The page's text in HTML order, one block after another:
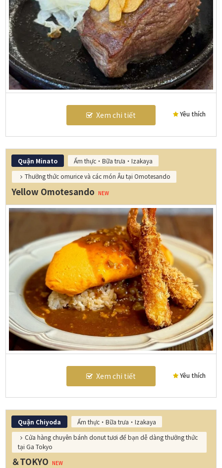
Yêu thích
Xem chi tiết
Quận Minato
Ẩm thực・Bữa trưa・Izakaya
Thưởng thức omurice và các món Âu tại Omotesando
Yêu thích
Yellow Omotesando NEW
Xem chi tiết
Quận Chiyoda
Ẩm thực・Bữa trưa・Izakaya
Cửa hàng chuyên bánh donut tươi để bạn dễ dàng thưởng thức
tại Ga Tokyo
＆TOKYO NEW